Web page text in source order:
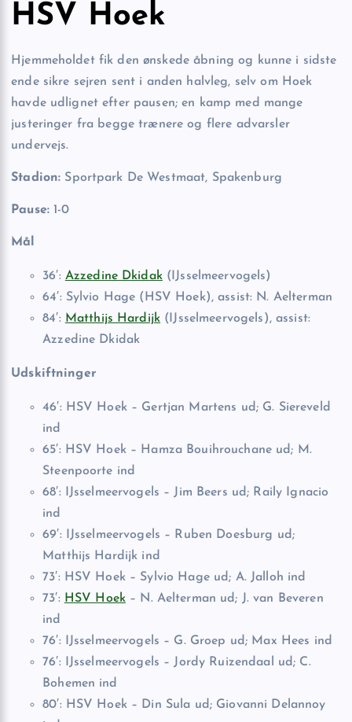
HSV Hoek
Hjemmeholdet fik den ønskede åbning og kunne i sidste
ende sikre sejren sent i anden halvleg, selv om Hoek
havde udlignet efter pausen; en kamp med mange
justeringer fra begge trænere og flere advarsler
undervejs.
Stadion: Sportpark De Westmaat, Spakenburg
Pause:1-0
Mål
36′: Azzedine Dkidak(IJsselmeervogels)
64′: Sylvio Hage (HSV Hoek), assist: N. Aelterman
84′: Matthijs Hardijk (IJsselmeervogels), assist:
Azzedine Dkidak
Udskiftninger
46′: HSV Hoek – Gertjan Martens ud; G. Siereveld
ind
65′: HSV Hoek – Hamza Bouihrouchane ud; M.
Steenpoorte ind
68′: IJsselmeervogels – Jim Beers ud; Raily Ignacio
ind
69′: IJsselmeervogels – Ruben Doesburg ud;
Matthijs Hardijk ind
73′: HSV Hoek – Sylvio Hage ud; A. Jalloh ind
73′: HSV Hoek– N. Aelterman ud; J. van Beveren
ind
76′: IJsselmeervogels – G. Groep ud; Max Hees ind
76′: IJsselmeervogels – Jordy Ruizendaal ud; C.
Bohemen ind
80′: HSV Hoek – Din Sula ud; Giovanni Delannoy